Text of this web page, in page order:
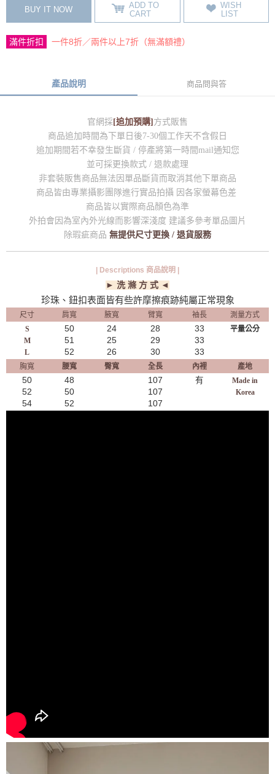
BUY IT NOW
ADD TO
CART
WISH
LIST
滿件折扣 一件8折／兩件以上7折（無滿額禮）
產品說明 商品問與答
官網採 [追加預購] 方式販售
商品追加時間為下單日後7-30個工作天不含假日
追加期間若不幸發生斷貨 / 停產將第一時間mail通知您
並可採更換款式 / 退款處理
非套裝販售商品無法因單品斷貨而取消其他下單商品
商品皆由專業攝影團隊進行實品拍攝 因各家螢幕色差
商品皆以實際商品顏色為準
外拍會因為室內外光線而影響深淺度 建議多參考單品圖片
除瑕疵商品 無提供尺寸更換 / 退貨服務
| Descriptions 商品說明 |
► 洗 滌 方 式 ◄
珍珠、鈕扣表面皆有些許摩擦痕跡純屬正常現象
尺寸 肩寬 腋寬 臂寬 袖長
測量方式
S
M
L
50
51
52
24
25
26
28
29
30
33
33
33
平量公分
胸寬 腰寬 臀寬 全長 內裡 產地
50
52
54
48
50
52
107
107
107
有
Made in
Korea